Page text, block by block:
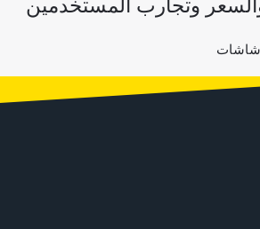
وتجارب المستخدمين
شاشات